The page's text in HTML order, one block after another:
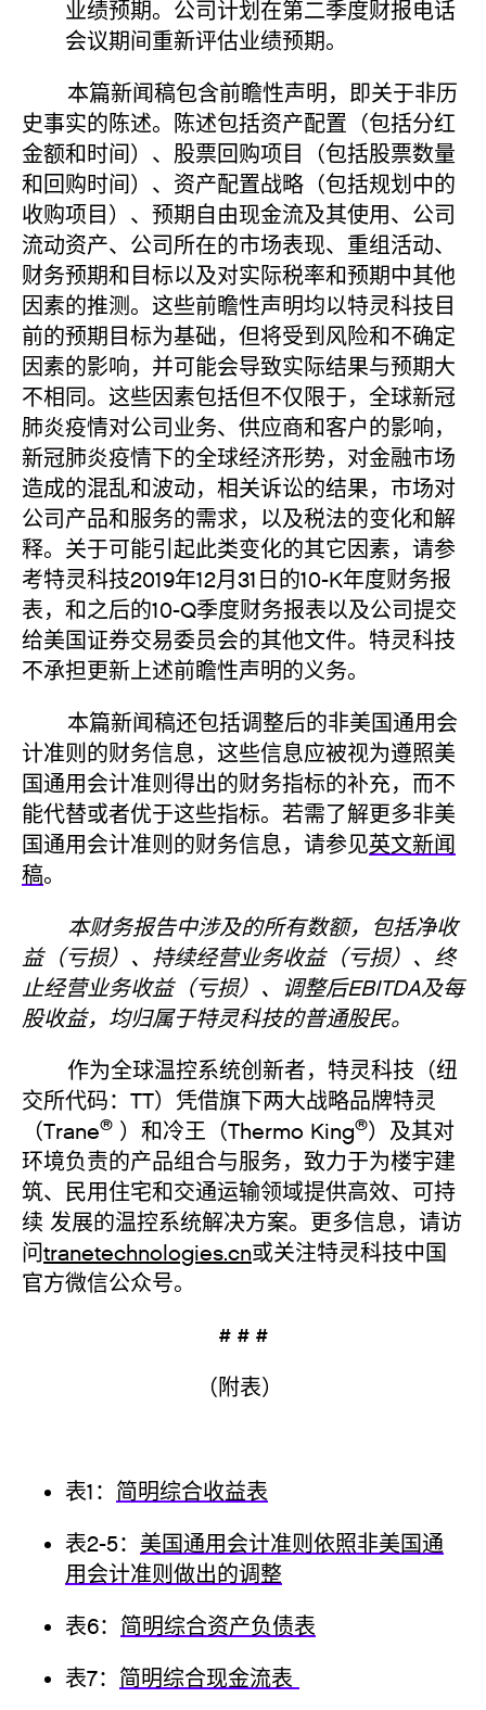
业绩预期。公司计划在第二季度财报电话
会议期间重新评估业绩预期。
本篇新闻稿包含前瞻性声明，即关于非历
史事实的陈述。陈述包括资产配置（包括分红
金额和时间）、股票回购项目（包括股票数量
和回购时间）、资产配置战略（包括规划中的
收购项目）、预期自由现金流及其使用、公司
流动资产、公司所在的市场表现、重组活动、
财务预期和目标以及对实际税率和预期中其他
因素的推测。这些前瞻性声明均以特灵科技目
前的预期目标为基础，但将受到风险和不确定
因素的影响，并可能会导致实际结果与预期大
不相同。这些因素包括但不仅限于，全球新冠
肺炎疫情对公司业务、供应商和客户的影响，
新冠肺炎疫情下的全球经济形势，对金融市场
造成的混乱和波动，相关诉讼的结果，市场对
公司产品和服务的需求，以及税法的变化和解
释。关于可能引起此类变化的其它因素，请参
考特灵科技2019年12月31日的10-K年度财务报
表，和之后的10-Q季度财务报表以及公司提交
给美国证券交易委员会的其他文件。特灵科技
不承担更新上述前瞻性声明的义务。
本篇新闻稿还包括调整后的非美国通用会
计准则的财务信息，这些信息应被视为遵照美
国通用会计准则得出的财务指标的补充，而不
能代替或者优于这些指标。若需了解更多非美
国通用会计准则的财务信息，请参见英文新闻
稿。
本财务报告中涉及的所有数额，包括净收
益（亏损）、持续经营业务收益（亏损）、终
止经营业务收益（亏损）、调整后EBITDA及每
股收益，均归属于特灵科技的普通股民。
作为全球温控系统创新者，特灵科技（纽
交所代码：TT）凭借旗下两大战略品牌特灵
（Trane® ）和冷王（Thermo King®）及其对
环境负责的产品组合与服务，致力于为楼宇建
筑、民用住宅和交通运输领域提供高效、可持
续 发展的温控系统解决方案。更多信息，请访
问tranetechnologies.cn或关注特灵科技中国
官方微信公众号。
# # #
（附表）
表1： 简明综合收益表
表2-5： 美国通用会计准则依照非美国通
用会计准则做出的调整
表6： 简明综合资产负债表
表7： 简明综合现金流表